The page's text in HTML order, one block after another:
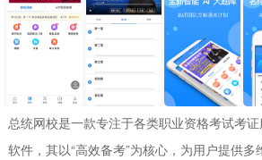
总统网校是一款专注于各类职业资格考试考
软件，其以“高效备考”为核心，为用户提供